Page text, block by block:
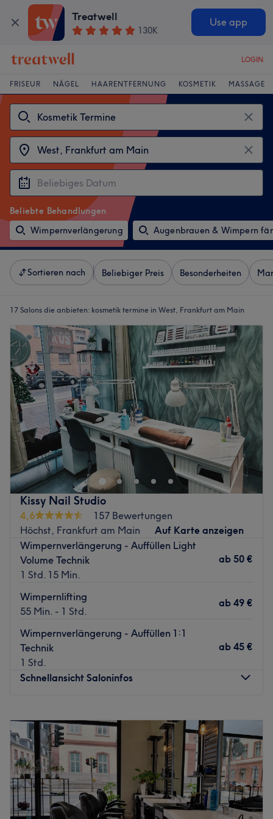
Treatwell
130K
Use app
LOGIN
FRISEUR NÄGEL HAARENTFERNUNG KOSMETIK MASSAGE
Beliebte Behandlungen
Wimpernverlängerung
Augenbrauen & Wimpern
Sortieren nach Beliebiger Preis Besonderheiten
17 Salons die anbieten: kosmetik termine in West, Frankfurt am Main
Kissy Nail Studio
4,6
157 Bewertungen
Höchst, Frankfurt am Main
Auf Karte anzeigen
Wimpernverlängerung - Auffüllen Light
Volume Technik
1 Std. 15 Min.
ab 50 €
Wimpernlifting
55 Min. - 1 Std.
ab 49 €
Wimpernverlängerung - Auffüllen 1:1
Technik
1 Std.
ab 45 €
Schnellansicht Saloninfos
Dienstag
10:00–19:00
Mittwoch
10:00–19:00
Donnerstag
10:00–19:00
Freitag
10:00–19:00
Samstag
10:30–17:00
Sonntag
Geschlossen